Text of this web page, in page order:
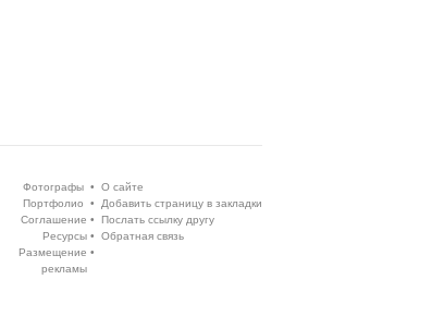
Фотографы
Портфолио
Соглашение
Ресурсы
Размещение
рекламы
• О сайте
• Добавить страницу в закладки
• Послать ссылку другу
• Обратная связь
•